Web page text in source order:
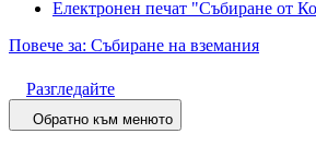
Електронен печат "Събиране от
Повече за: Събиране на вземания
Разгледайте
Обратно към менюто